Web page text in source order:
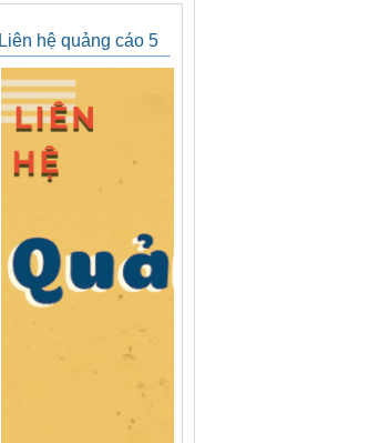
Liên hệ quảng cáo 5